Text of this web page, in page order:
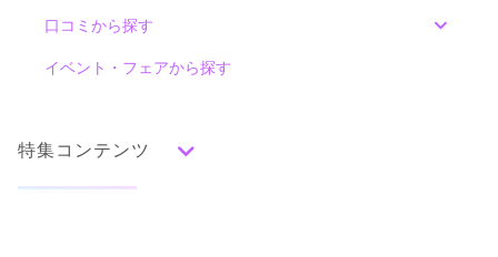
色別ランキング
グレー
黒 その他
口コミから探す
口コミ一覧
イベント・フェアから探す
特集コンテンツ